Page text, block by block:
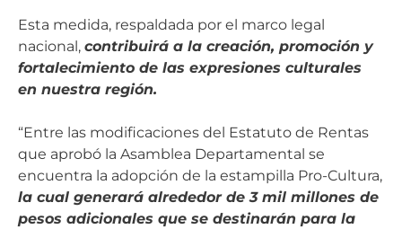
Esta medida, respaldada por el marco legal
nacional, contribuirá a la creación, promoción y
fortalecimiento de las expresiones culturales
en nuestra región.
“Entre las modificaciones del Estatuto de Rentas
que aprobó la Asamblea Departamental se
encuentra la adopción de la estampilla Pro-Cultura,
la cual generará alrededor de 3 mil millones de
pesos adicionales que se destinarán para la